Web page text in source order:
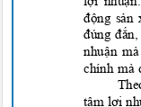
động sản
đúng
nhuận
chính mà
tâm lợi